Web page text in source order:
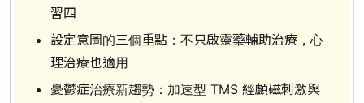
習四
設定意圖的三個重點：不只啟靈藥輔助治療，心
理治療也適用
憂鬱症治療新趨勢：加速型 TMS 經顱磁刺激與